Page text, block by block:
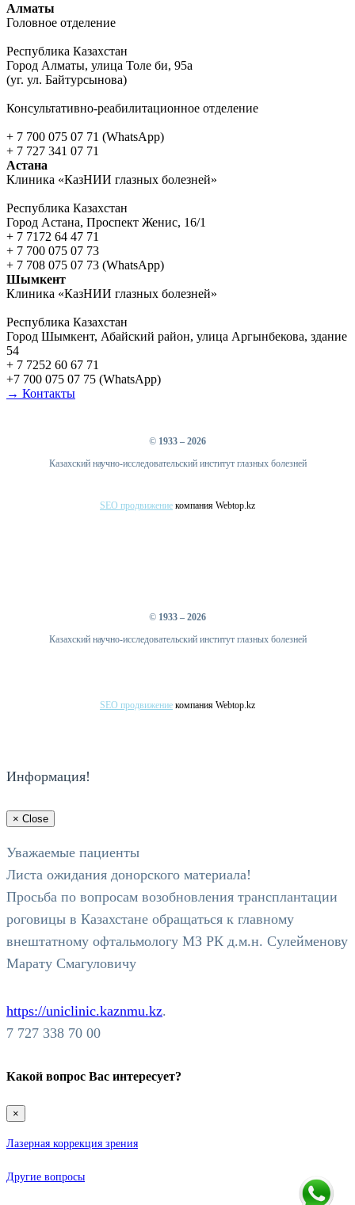
Алматы
Головное отделение
Республика Казахстан
Город Алматы, улица Толе би, 95а
(уг. ул. Байтурсынова)
Консультативно-реабилитационное отделение
+ 7 700 075 07 71 (WhatsApp)
+ 7 727 341 07 71
Астана
Клиника «КазНИИ глазных болезней»
Республика Казахстан
Город Астана, Проспект Женис, 16/1
+ 7 7172 64 47 71
+ 7 700 075 07 73
+ 7 708 075 07 73 (WhatsApp)
Шымкент
Клиника «КазНИИ глазных болезней»
Республика Казахстан
Город Шымкент, Абайский район, улица Аргынбекова, здание
54
+ 7 7252 60 67 71
+7 700 075 07 75 (WhatsApp)
→ Контакты
© 1933 – 2026
Казахский научно-исследовательский институт глазных болезней
SEO продвижение компания Webtop.kz
© 1933 – 2026
Казахский научно-исследовательский институт глазных болезней
SEO продвижение компания Webtop.kz
Информация!
× Close
Уважаемые пациенты
Листа ожидания донорского материала!
Просьба по вопросам возобновления трансплантации
роговицы в Казахстане обращаться к главному
внештатному офтальмологу МЗ РК д.м.н. Сулейменову
Марату Смагуловичу
https://uniclinic.kaznmu.kz.
7 727 338 70 00
Какой вопрос Вас интересует?
×
Лазерная коррекция зрения
Другие вопросы